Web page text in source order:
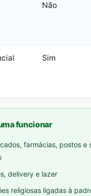
Não
Sim
funcionar
farmácias, postos e
delivery e lazer
religiosas ligadas à